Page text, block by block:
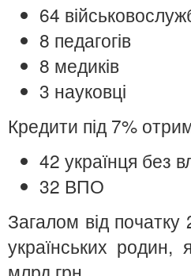
64
8 педагогів
8 медиків
3 науковці
Кредити під 7%
42 українця без
32 ВПО
Загалом від
українських родин,